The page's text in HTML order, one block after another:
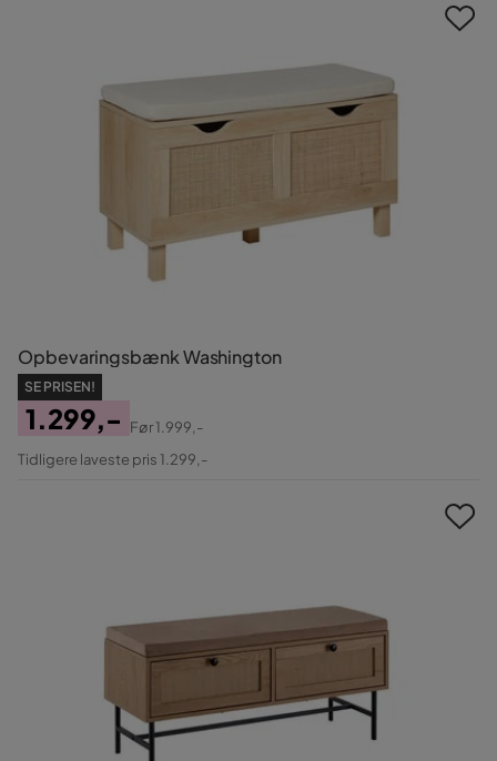
Opbevaringsbænk Washington
SE PRISEN!
Pris
1.299,-
Original
Før1.999,-
Tidligere laveste pris 1.299,-